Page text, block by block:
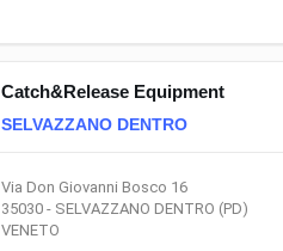
Catch&Release Equipment
SELVAZZANO DENTRO
Via Don Giovanni Bosco 16
35030 - SELVAZZANO DENTRO (PD)
VENETO